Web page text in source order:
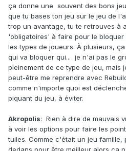
ça donne une souvent des bons
que tu bases ton jeu sur le jeu de
trop un avantage, tu te retrouves à
'obligatoires' à faire pour le
les types de joueurs. À plusieurs,
qui va bloquer qui... je n'ai pas le
pleinement de ce type de jeu, mais
peut-être me reprendre avec
comme n'importe quoi est
piquant du jeu, à éviter.
Akropolis: Rien à dire de mauvais
à voir les options pour faire les
tuiles. Comme c'était un jeu